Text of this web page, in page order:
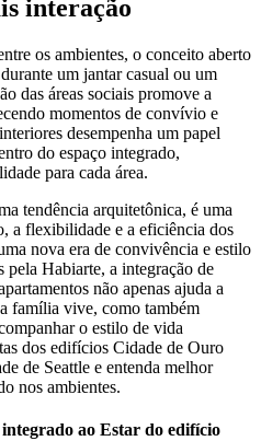
interação
os ambientes, o conceito aberto
um jantar casual ou um
das áreas sociais promove a
momentos de convívio e
desempenha um papel
do espaço integrado,
para cada área.
tendência arquitetônica, é uma
a flexibilidade e a eficiência dos
nova era de convivência e estilo
Habiarte, a integração de
não apenas ajuda a
família vive, como também
o estilo de vida
dos edifícios Cidade de Ouro
de Seattle e entenda melhor
nos ambientes.
ao Estar do edifício